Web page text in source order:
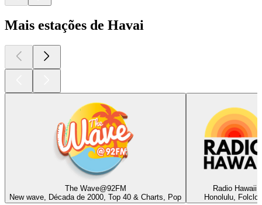
Mais estações de Havai
The Wave@92FM
New wave, Década de 2000, Top 40 & Charts, Pop
Radio Hawaii
Honolulu,